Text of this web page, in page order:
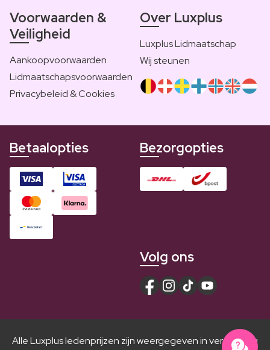
Voorwaarden &
Veiligheid
Aankoopvoorwaarden
Lidmaatschapsvoorwaarden
Privacybeleid & Cookies
Over Luxplus
Luxplus Lidmaatschap
Wij steunen
Betaalopties Bezorgopties
Volg ons
Alle Luxplus ledenprijzen zijn weergegeven in vergelijking